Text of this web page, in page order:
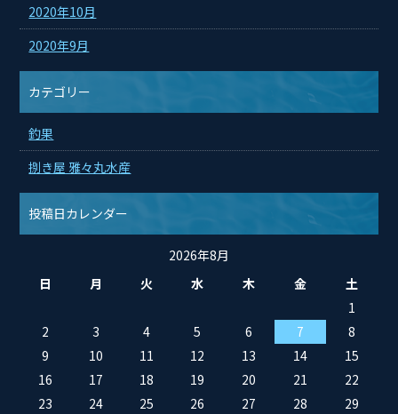
2020年10月
2020年9月
カテゴリー
釣果
捌き屋 雅々丸水産
投稿日カレンダー
2026年8月
日
月 火 水 木 金 土
1
2
3 4 5 6 7
8
9
10 11 12 13 14
15
16
17 18 19 20 21
22
23
24 25 26 27 28
29